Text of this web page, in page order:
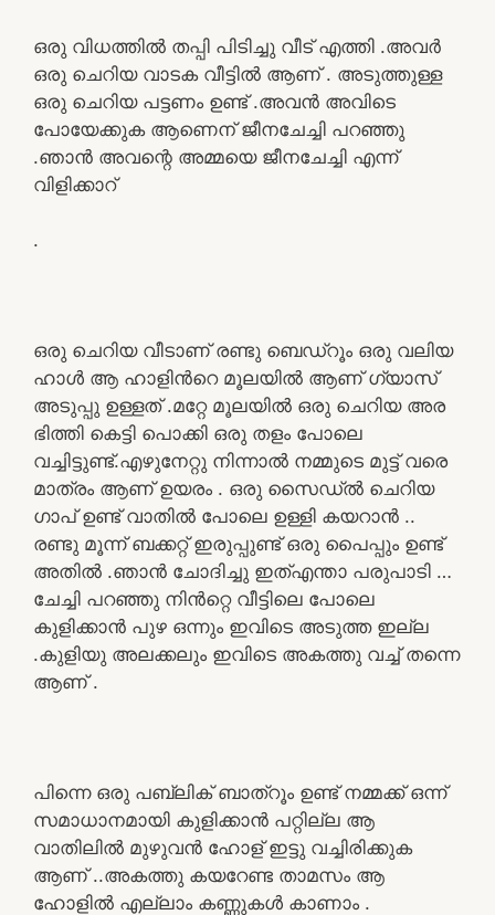
ഒരു വിധത്തിൽ തപ്പി പിടിച്ചു വീട് എത്തി .അവർ
ഒരു ചെറിയ വാടക വീട്ടിൽ ആണ് . അടുത്തുള്ള
ഒരു ചെറിയ പട്ടണം ഉണ്ട് .അവൻ അവിടെ
പോയേക്കുക ആണെന് ജീനചേച്ചി പറഞ്ഞു
.ഞാൻ അവന്റെ അമ്മയെ ജീനചേച്ചി എന്ന്
വിളിക്കാറ്
.
ഒരു ചെറിയ വീടാണ് രണ്ടു ബെഡ്‌റൂം ഒരു വലിയ
ഹാൾ ആ ഹാളിൻറെ മൂലയിൽ ആണ് ഗ്യാസ്
അടുപ്പു ഉള്ളത് .മറ്റേ മൂലയിൽ ഒരു ചെറിയ അര
ഭിത്തി കെട്ടി പൊക്കി ഒരു തളം പോലെ
വച്ചിട്ടുണ്ട്.എഴുനേറ്റു നിന്നാൽ നമ്മുടെ മുട്ട് വരെ
മാത്രം ആണ് ഉയരം . ഒരു സൈഡ്ൽ ചെറിയ
ഗാപ് ഉണ്ട് വാതിൽ പോലെ ഉള്ളി കയറാൻ ..
രണ്ടു മൂന്ന് ബക്കറ്റ് ഇരുപ്പുണ്ട് ഒരു പൈപ്പും ഉണ്ട്
അതിൽ .ഞാൻ ചോദിച്ചു ഇത്എന്താ പരുപാടി …
ചേച്ചി പറഞ്ഞു നിൻറ്റെ വീട്ടിലെ പോലെ
കുളിക്കാൻ പുഴ ഒന്നും ഇവിടെ അടുത്ത ഇല്ല
.കുളിയു അലക്കലും ഇവിടെ അകത്തു വച്ച് തന്നെ
ആണ് .
പിന്നെ ഒരു പബ്ലിക് ബാത്‌റൂം ഉണ്ട് നമ്മക്ക് ഒന്ന്
സമാധാനമായി കുളിക്കാൻ പറ്റില്ല ആ
വാതിലിൽ മുഴുവൻ ഹോള് ഇട്ടു വച്ചിരിക്കുക
ആണ് ..അകത്തു കയറേണ്ട താമസം ആ
ഹോളിൽ എല്ലാം കണ്ണുകൾ കാണാം .